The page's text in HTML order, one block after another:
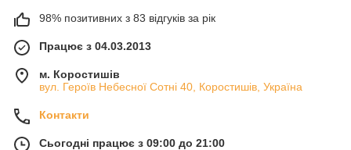
98% позитивних з 83 відгуків за рік
Працює з 04.03.2013
м. Коростишів
вул. Героїв Небесної Сотні 40, Коростишів, Україна
Контакти
Сьогодні працює з 09:00 до 21:00